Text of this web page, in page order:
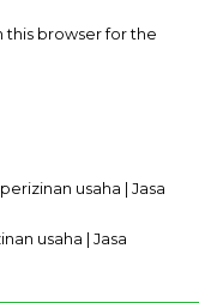
this browser for the
usaha | Jasa
usaha | Jasa